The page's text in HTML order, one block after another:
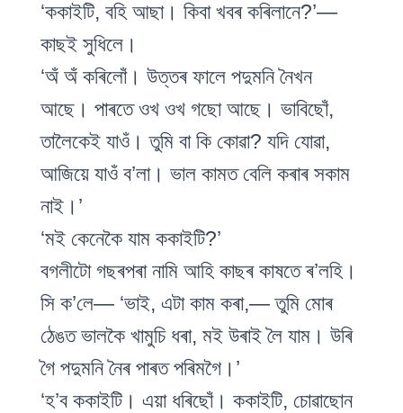
‘ককাইটি, বহি আছা। কিবা খবৰ কৰিলানে?’—
কাছই সুধিলে।
‘অঁ অঁ কৰিলোঁ। উত্তৰ ফালে পদুমনি নৈখন
আছে। পাৰতে ওখ ওখ গছো আছে। ভাবিছোঁ,
তালৈকেই যাওঁ। তুমি বা কি কোৱা? যদি যোৱা,
আজিয়ে যাওঁ ব’লা। ভাল কামত বেলি কৰাৰ সকাম
নাই।’
‘মই কেনেকৈ যাম ককাইটি?’
বগলীটো গছৰপৰা নামি আহি কাছৰ কাষতে ৰ’লহি।
সি ক’লে— ‘ভাই, এটা কাম কৰা,— তুমি মোৰ
ঠেঙত ভালকৈ খামুচি ধৰা, মই উৰাই লৈ যাম। উৰি
গৈ পদুমনি নৈৰ পাৰত পৰিমগৈ।’
‘হ’ব ককাইটি। এয়া ধৰিছোঁ। ককাইটি, চোৱাছোন